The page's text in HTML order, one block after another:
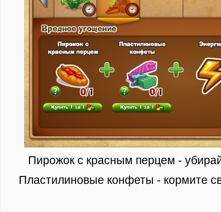
Пирожок с красным перцем -
Пластилиновые конфеты - кормите